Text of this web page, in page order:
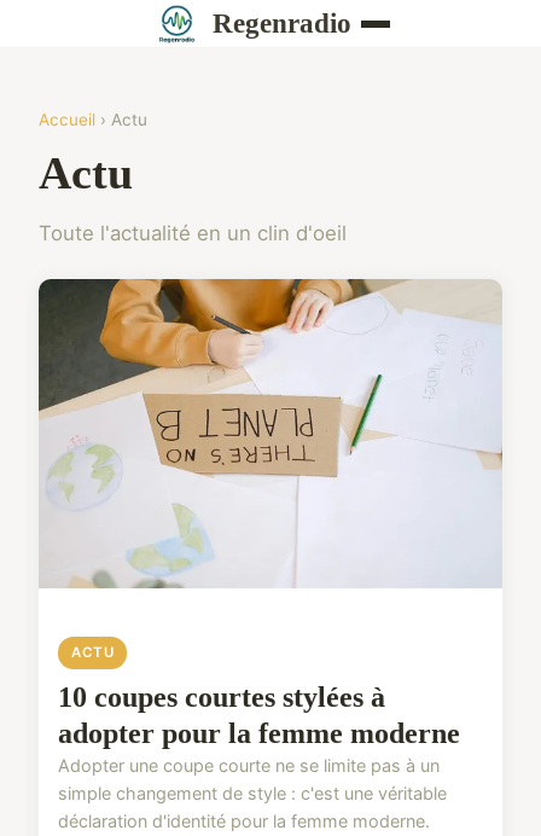
Regenradio
Accueil › Actu
Actu
Toute l'actualité en un clin d'oeil
ACTU
10 coupes courtes stylées à
adopter pour la femme moderne
Adopter une coupe courte ne se limite pas à un
simple changement de style : c'est une véritable
déclaration d'identité pour la femme moderne.